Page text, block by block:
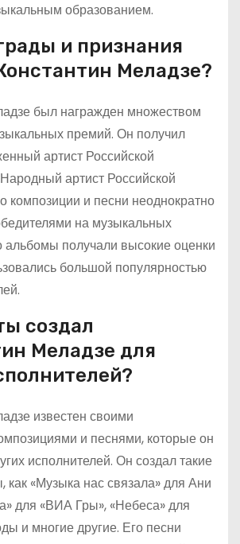
образованием.
и признания
Меладзе?
был награжден множеством
премий. Он получил
артист Российской
артист Российской
композиции и песни неоднократно
на музыкальных
альбомы получали высокие оценки
большой популярностью
создал
Меладзе для
известен своими
и песнями, которые он
исполнителей. Он создал такие
как «Музыка нас связала» для Ани
для «ВИА Гры», «Небеса» для
и многие другие. Его песни